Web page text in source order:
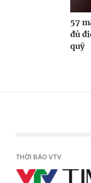
57
đủ
quỹ
THỜI BÁO VTV